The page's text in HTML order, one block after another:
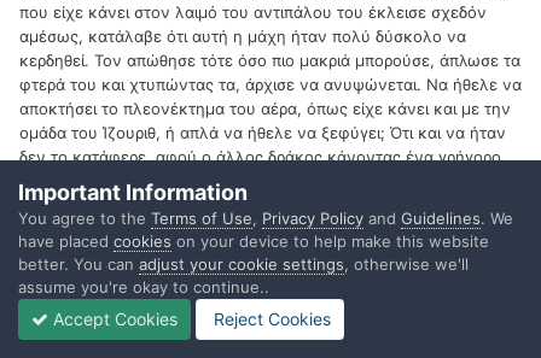
που είχε κάνει στον λαιμό του αντιπάλου του έκλεισε σχεδόν
αμέσως, κατάλαβε ότι αυτή η μάχη ήταν πολύ δύσκολο να
κερδηθεί. Τον απώθησε τότε όσο πιο μακριά μπορούσε, άπλωσε τα
φτερά του και χτυπώντας τα, άρχισε να ανυψώνεται. Να ήθελε να
αποκτήσει το πλεονέκτημα του αέρα, όπως είχε κάνει και με την
ομάδα του Ίζουριθ, ή απλά να ήθελε να ξεφύγει; Ότι και να ήταν
δεν το κατάφερε, αφού ο άλλος δράκος κάνοντας ένα γρήγορο
άλμα, έκλεισε στα δόντια του την μια του φτερούγα και τον έριξε
κάτω. Η πτώση των δύο δράκων έκανε την γη να ταρακουνηθεί
και τότε με μερικά δυνατά τινάγματα, το φτερό του Θεριστή
σκίστηκε και έσπασε. Το πονεμένο ουρλιαχτό του ήταν
εκκωφαντικό αλλά κάνοντας μια φρενιασμένη αντεπίθεση
κατάφερε να ελευθερωθεί και μετά η τακτική του άλλαξε. Άρχισε
να πισωπατάει μεγαλώνοντας όσο μπορούσε την απόσταση που
Important Information
You agree to the Terms of Use, Privacy Policy and Guidelines. We
have placed cookies on your device to help make this website
better. You can adjust your cookie settings, otherwise we'll
assume you're okay to continue..
Accept Cookies Reject Cookies